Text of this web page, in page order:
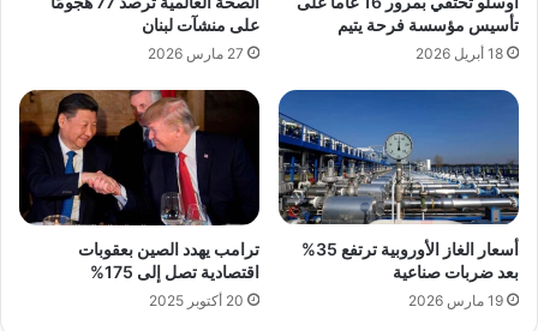
تأسيس مؤسسة فرحة يتيم
18 أبريل 2026
على منشآت لبنان
27 مارس 2026
أسعار الغاز الأوروبية ترتفع 35%
بعد ضربات صناعية
19 مارس 2026
ترامب يهدد الصين بعقوبات
اقتصادية تصل إلى 175%
20 أكتوبر 2025